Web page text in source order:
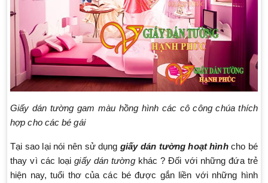
Giấy dán tường gam màu hồng hình các cô công chúa thích
hợp cho các bé gái
Tại sao lại nói nên sử dụng giấy dán tường hoạt hìnhcho bé
thay vì các loạigiấy dán tườngkhác ? Đối với những đứa trẻ
hiện nay, tuổi thơ của các bé được gắn liền với những hình